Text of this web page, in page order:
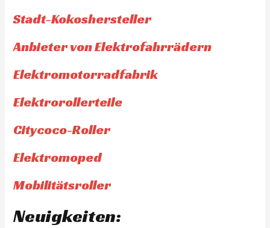
Stadt-Kokoshersteller
Anbieter von Elektrofahrrädern
Elektromotorradfabrik
Elektrorollerteile
Citycoco-Roller
Elektromoped
Mobilitätsroller
Neuigkeiten: